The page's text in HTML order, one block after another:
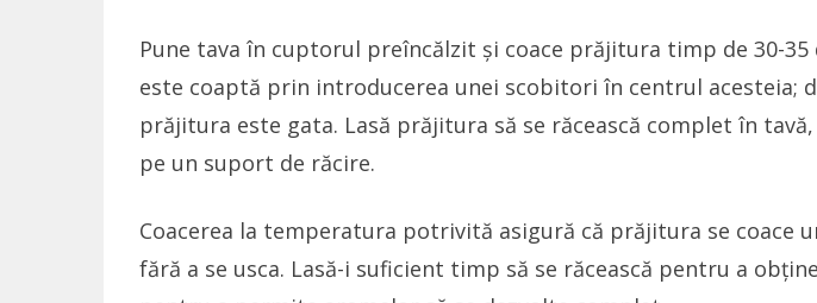
Pune tava în cuptorul preîncălzit și coace prăjitura timp de 30-35
este coaptă prin introducerea unei scobitori în centrul acesteia;
prăjitura este gata. Lasă prăjitura să se răcească complet în
pe un suport de răcire.
Coacerea la temperatura potrivită asigură că prăjitura se coace
fără a se usca. Lasă-i suficient timp să se răcească pentru a